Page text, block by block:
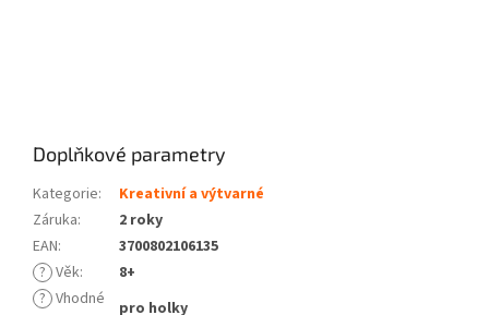
Doplňkové parametry
Kategorie:
Kreativní a výtvarné
Záruka:
2 roky
EAN:
3700802106135
? Věk:
8+
? Vhodné
pro holky